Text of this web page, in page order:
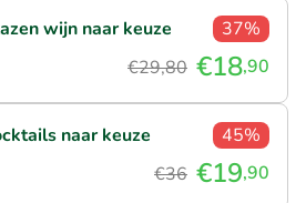
wijn naar keuze
37%
€29,80 €18,90
naar keuze
45%
€36 €19,90